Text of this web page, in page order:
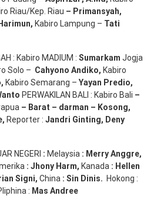
Riau/Kep. Riau – Primansyah,
Harimun, Kabiro Lampung – Tati
: Kabiro MADIUM : Sumarkam Jogja
Solo – Cahyono Andiko, Kabiro
, Kabiro Semarang – Yayan Predio,
PERWAKILAN BALI : Kabiro Bali –
– Barat – darman – Kosong,
, Reporter : Jandri Ginting, Deny
NEGERI : Melaysia : MerryAnggre,
: Jhony Harm, Kanada : Hellen
Signi, China : Sin Dinis. Hokong :
: Mas Andree